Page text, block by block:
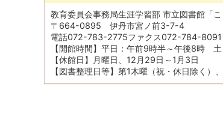
教育委員会事務局生涯学習部 市立図書館「こ
〒664-0895 伊丹市宮ノ前3-7-4
電話072-783-2775ファクス072-784-8091
【開館時間】平日：午前9時半～午後8時
【休館日】月曜日、12月29日～1月3日
【図書整理日等】第1木曜（祝・休日除く